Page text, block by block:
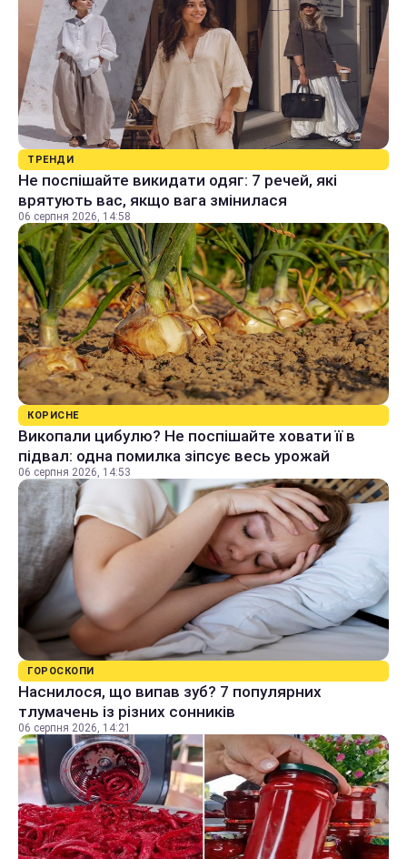
ТРЕНДИ
Не поспішайте викидати одяг: 7 речей, які
врятують вас, якщо вага змінилася
06 серпня 2026, 14:58
КОРИСНЕ
Викопали цибулю? Не поспішайте ховати її в
підвал: одна помилка зіпсує весь урожай
06 серпня 2026, 14:53
ГОРОСКОПИ
Наснилося, що випав зуб? 7 популярних
тлумачень із різних сонників
06 серпня 2026, 14:21